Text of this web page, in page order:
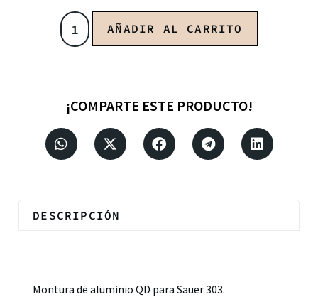
AÑADIR AL CARRITO
¡COMPARTE ESTE PRODUCTO!
DESCRIPCIÓN
Montura de aluminio QD para Sauer 303.